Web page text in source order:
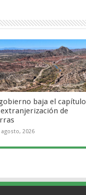
baja el capítulo
de
agosto, 2026